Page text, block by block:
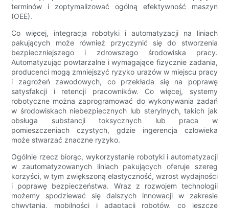
terminów i zoptymalizować ogólną efektywność maszyn
(OEE).
Co więcej, integracja robotyki i automatyzacji na liniach
pakujących może również przyczynić się do stworzenia
bezpieczniejszego i zdrowszego środowiska pracy.
Automatyzując powtarzalne i wymagające fizycznie zadania,
producenci mogą zmniejszyć ryzyko urazów w miejscu pracy
i zagrożeń zawodowych, co przekłada się na poprawę
satysfakcji i retencji pracowników. Co więcej, systemy
robotyczne można zaprogramować do wykonywania zadań
w środowiskach niebezpiecznych lub sterylnych, takich jak
obsługa substancji toksycznych lub praca w
pomieszczeniach czystych, gdzie ingerencja człowieka
może stwarzać znaczne ryzyko.
Ogólnie rzecz biorąc, wykorzystanie robotyki i automatyzacji
w zautomatyzowanych liniach pakujących oferuje szereg
korzyści, w tym zwiększoną elastyczność, wzrost wydajności
i poprawę bezpieczeństwa. Wraz z rozwojem technologii
możemy spodziewać się dalszych innowacji w zakresie
chwytania, mobilności i adaptacji robotów, co jeszcze